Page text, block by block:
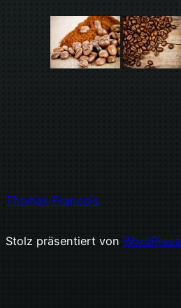
Thomas Francois
Stolz präsentiert von WordPress